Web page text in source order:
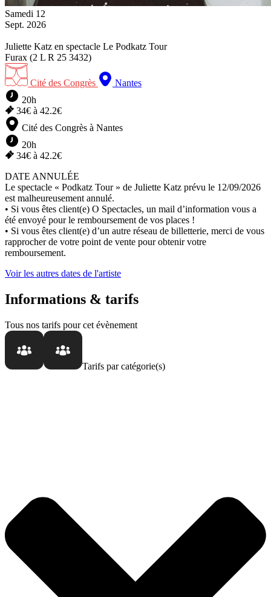
Samedi 12
Sept. 2026
Juliette Katz en spectacle Le Podkatz Tour
Furax (2 L R 25 3432)
Cité des Congrès
Nantes
20h
34€ à 42.2€
Cité des Congrès à Nantes
20h
34€ à 42.2€
DATE ANNULÉE
Le spectacle « Podkatz Tour » de Juliette Katz prévu le 12/09/2026
est malheureusement annulé.
• Si vous êtes client(e) O Spectacles, un mail d’information vous a
été envoyé pour le remboursement de vos places !
• Si vous êtes client(e) d’un autre réseau de billetterie, merci de vous
rapprocher de votre point de vente pour obtenir votre
remboursement.
Voir les autres dates de l'artiste
Informations & tarifs
Tous nos tarifs pour cet évènement
Tarifs par catégorie(s)